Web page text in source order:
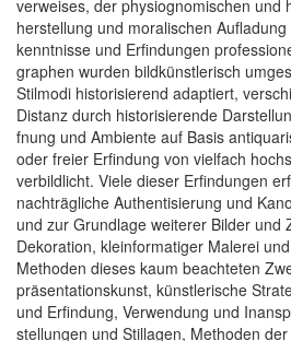
verweises, der physio­gnomischen und
herstellung und moralischen
kenntnisse und Er­findungen
graphen wurden bild­künstlerisch
Stilmodi histo­risierend adaptiert,
Dis­tanz durch histo­risierende
fnung und Ambiente auf Basis
oder freier Er­findung von vielfach
verbildlicht. Viele dieser Er­findungen
nach­trägliche Authentisierung und
und zur Grund­lage weiterer Bilder und
Deko­ration, klein­formatiger Malerei
Methoden dieses kaum beachteten
präsentationskunst, künstlerische
und Erfindung, Ver­wendung und
stellungen und Stillagen, Methoden